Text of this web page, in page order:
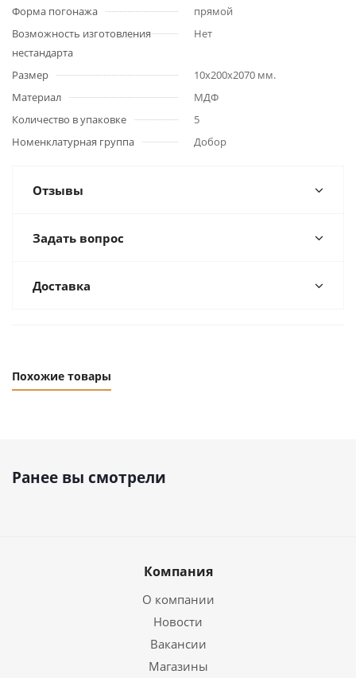
Форма погонажа
прямой
Возможность изготовления
нестандарта
Нет
Размер
10x200x2070 мм.
Материал
МДФ
Количество в упаковке
5
Номенклатурная группа
Добор
Отзывы
Задать вопрос
Доставка
Похожие товары
Ранее вы смотрели
Компания
О компании
Новости
Вакансии
Магазины